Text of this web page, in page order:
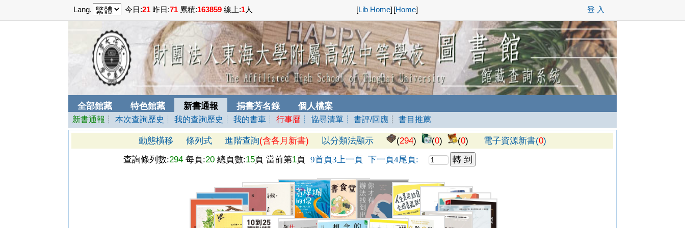
Lang. 今日:21 昨日:71 累積:163859 線上:1人 [Lib Home] [Home] 登 入
全部館藏 特色館藏 新書通報 捐書芳名錄 個人檔案
新書通報 ┊本次查詢歷史 ┊ 我的查詢歷史 ┊ 我的書車 ┊行事曆 ┊ 協尋清單 ┊ 書評/回應 ┊書目推薦
動態橫移 條列式 進階查詢(含各月新書) 以分類法顯示 (294) (0) (0) 電子資源新書(0)
查詢條列數:294每頁:20總頁數:15頁 當前第1頁 9首頁3上一頁 下一頁4尾頁: